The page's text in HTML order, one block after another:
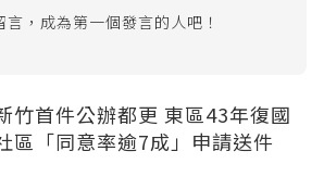
言，成為第一個發言的人吧！
竹首件公辦都更 東區43年復國
區「同意率逾7成」申請送件